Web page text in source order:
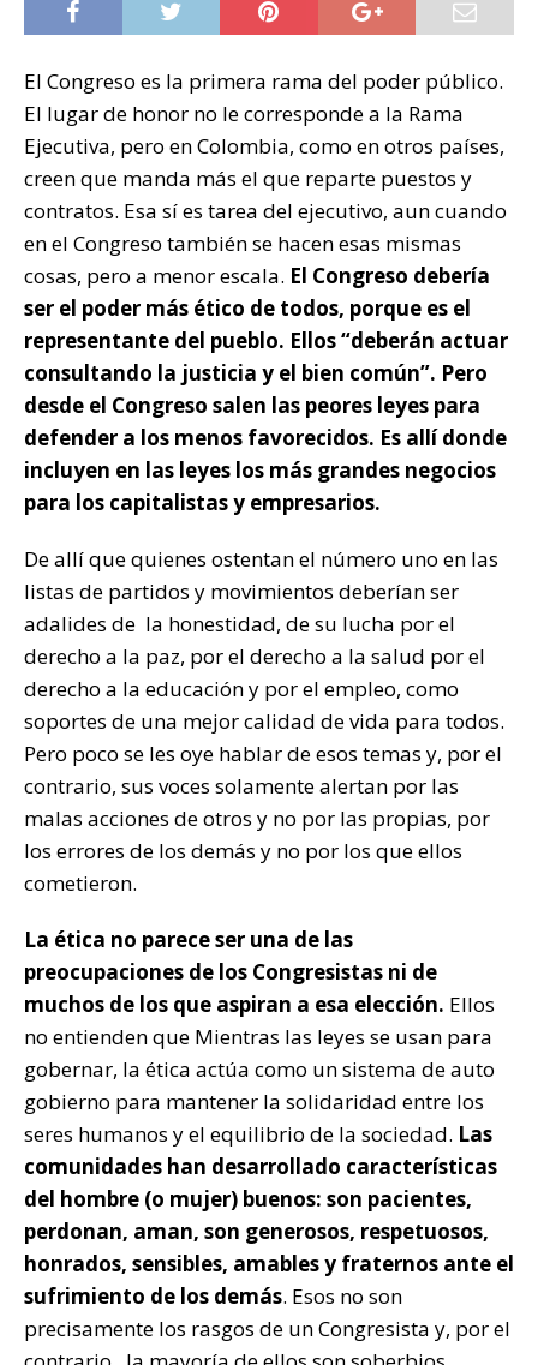
El Congreso es la primera rama del poder público.
El lugar de honor no le corresponde a la Rama
Ejecutiva, pero en Colombia, como en otros países,
creen que manda más el que reparte puestos y
contratos. Esa sí es tarea del ejecutivo, aun cuando
en el Congreso también se hacen esas mismas
cosas, pero a menor escala. El Congreso debería
ser el poder más ético de todos, porque es el
representante del pueblo. Ellos “deberán actuar
consultando la justicia y el bien común”. Pero
desde el Congreso salen las peores leyes para
defender a los menos favorecidos. Es allí donde
incluyen en las leyes los más grandes negocios
para los capitalistas y empresarios.
De allí que quienes ostentan el número uno en las
listas de partidos y movimientos deberían ser
adalides de la honestidad, de su lucha por el
derecho a la paz, por el derecho a la salud por el
derecho a la educación y por el empleo, como
soportes de una mejor calidad de vida para todos.
Pero poco se les oye hablar de esos temas y, por el
contrario, sus voces solamente alertan por las
malas acciones de otros y no por las propias, por
los errores de los demás y no por los que ellos
cometieron.
La ética no parece ser una de las
preocupaciones de los Congresistas ni de
muchos de los que aspiran a esa elección. Ellos
no entienden que Mientras las leyes se usan para
gobernar, la ética actúa como un sistema de auto
gobierno para mantener la solidaridad entre los
seres humanos y el equilibrio de la sociedad. Las
comunidades han desarrollado características
del hombre (o mujer) buenos: son pacientes,
perdonan, aman, son generosos, respetuosos,
honrados, sensibles, amables y fraternos ante el
sufrimiento de los demás. Esos no son
precisamente los rasgos de un Congresista y, por el